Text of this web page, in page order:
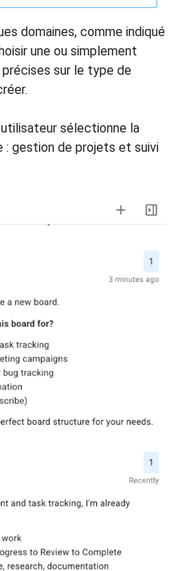
domaines, comme indiqué
une ou simplement
sur le type de
sélectionne la
: gestion de projets et suivi